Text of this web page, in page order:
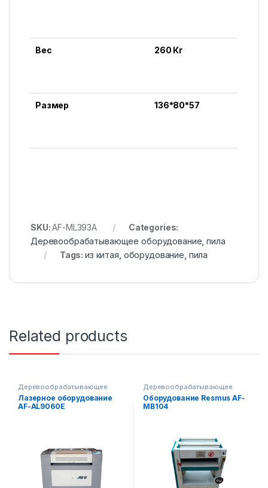
Вес 260 Кг
Размер 136*80*57
SKU:AF-ML393A
Categories:
Деревообрабатывающее оборудование ,пила
Tags:из китая оборудование пила
Related products
Деревообрабатывающее
оборудование
Лазерное оборудование
AF-AL9060E
Деревообрабатывающее
оборудование
Оборудование Resmus AF-
MB104